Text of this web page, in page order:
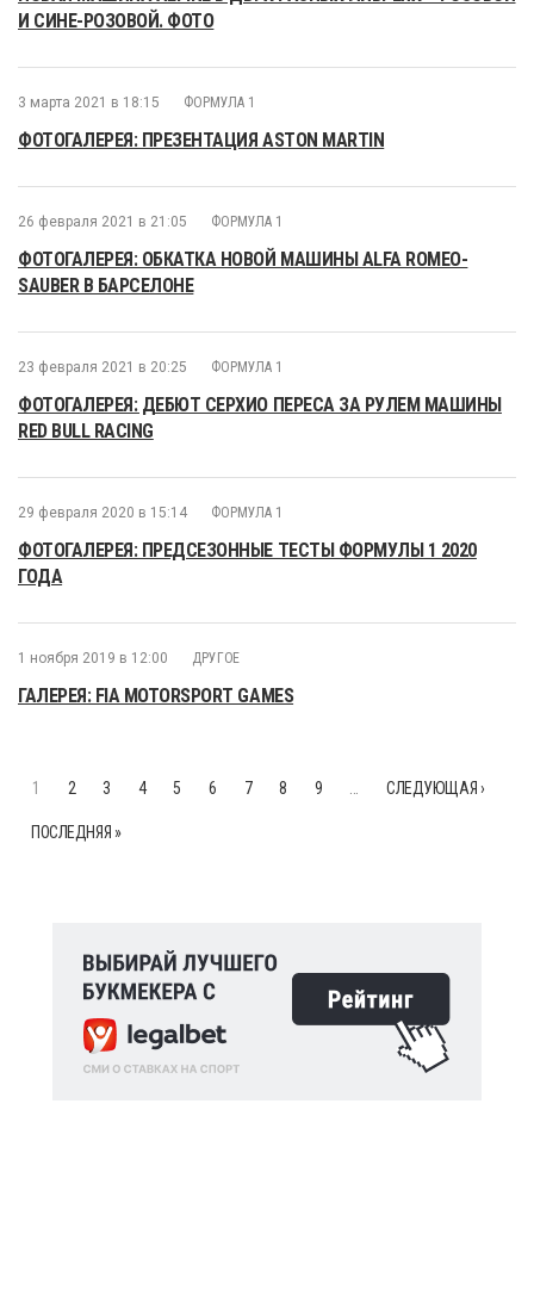
И СИНЕ-РОЗОВОЙ. ФОТО
3 марта 2021 в 18:15 ФОРМУЛА 1
ФОТОГАЛЕРЕЯ: ПРЕЗЕНТАЦИЯ ASTON MARTIN
26 февраля 2021 в 21:05 ФОРМУЛА 1
ФОТОГАЛЕРЕЯ: ОБКАТКА НОВОЙ МАШИНЫ ALFA ROMEO-
SAUBER В БАРСЕЛОНЕ
23 февраля 2021 в 20:25 ФОРМУЛА 1
ФОТОГАЛЕРЕЯ: ДЕБЮТ СЕРХИО ПЕРЕСА ЗА РУЛЕМ МАШИНЫ
RED BULL RACING
29 февраля 2020 в 15:14 ФОРМУЛА 1
ФОТОГАЛЕРЕЯ: ПРЕДСЕЗОННЫЕ ТЕСТЫ ФОРМУЛЫ 1 2020
ГОДА
1 ноября 2019 в 12:00 ДРУГОЕ
ГАЛЕРЕЯ: FIA MOTORSPORT GAMES
1 2 3 4 5 6 7 8 9 СЛЕДУЮЩАЯ ›
ПОСЛЕДНЯЯ »